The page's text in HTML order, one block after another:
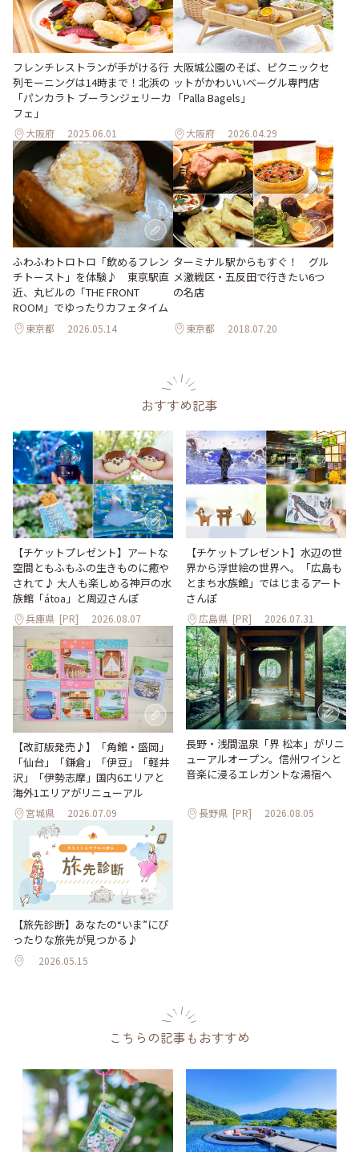
フレンチレストランが手がける行
列モーニングは14時まで！北浜の
「パンカラト ブーランジェリーカ
フェ」
大阪府 2025.06.01
大阪城公園のそば、ピクニックセ
ットがかわいいベーグル専門店
「Palla Bagels」
大阪府 2026.04.29
ふわふわトロトロ「飲めるフレン
チトースト」を体験♪ 東京駅直
近、丸ビルの「THE FRONT
ROOM」でゆったりカフェタイム
東京都 2026.05.14
ターミナル駅からもすぐ！ グル
メ激戦区・五反田で行きたい6つ
の名店
東京都 2018.07.20
おすすめ記事
【チケットプレゼント】アートな
空間ともふもふの生きものに癒や
されて♪ 大人も楽しめる神戸の水
族館「átoa」と周辺さんぽ
兵庫県 [PR] 2026.08.07
【チケットプレゼント】水辺の世
界から浮世絵の世界へ。「広島も
とまち水族館」ではじまるアート
さんぽ
広島県 [PR] 2026.07.31
【改訂版発売♪】「角館・盛岡」
「仙台」「鎌倉」「伊豆」「軽井
沢」「伊勢志摩」国内6エリアと
海外1エリアがリニューアル
宮城県 2026.07.09
長野・浅間温泉「界 松本」がリニ
ューアルオープン。信州ワインと
音楽に浸るエレガントな湯宿へ
長野県 [PR] 2026.08.05
【旅先診断】あなたの“いま”にぴ
ったりな旅先が見つかる♪
2026.05.15
こちらの記事もおすすめ